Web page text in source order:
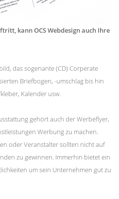
kann OCS Webdesign auch Ihre
das sogenante (CD) Corperate
Briefbogen, -umschlag bis hin
Kalender usw.
gehört auch der Werbeflyer,
Werbung zu machen.
oder Veranstalter sollten nicht auf
zu gewinnen. Immerhin bietet ein
um sein Unternehmen gut zu